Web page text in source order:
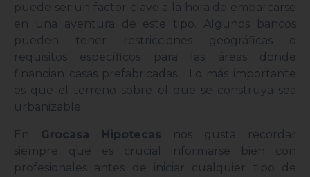
puede ser un factor clave a la hora de embarcarse
en una aventura de este tipo. Algunos bancos
pueden tener restricciones geográficas o
requisitos específicos para las áreas donde
financian casas prefabricadas. Lo más importante
es que el terreno sobre el que se construya sea
urbanizable.
En Grocasa Hipotecas nos gusta recordar
siempre que es crucial informarse bien con
profesionales antes de iniciar cualquier tipo de